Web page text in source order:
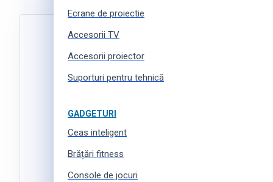
Ecrane de proiectie
Accesorii TV
Accesorii proiector
Suporturi pentru tehnică
GADGETURI
Ceas inteligent
Brățări fitness
Console de jocuri